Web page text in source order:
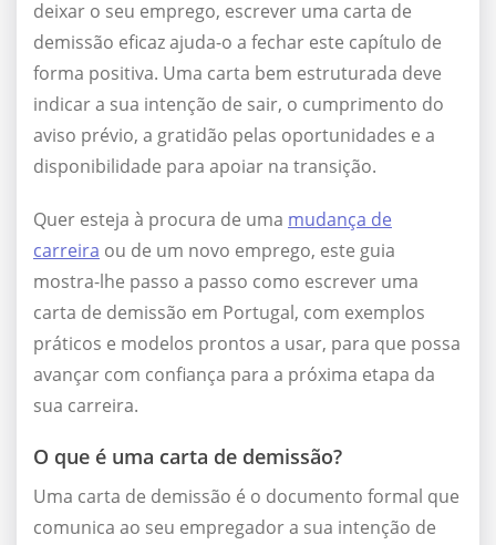
deixar o seu emprego, escrever uma carta de
demissão eficaz ajuda-o a fechar este capítulo de
forma positiva. Uma carta bem estruturada deve
indicar a sua intenção de sair, o cumprimento do
aviso prévio, a gratidão pelas oportunidades e a
disponibilidade para apoiar na transição.
Quer esteja à procura de uma mudança de
carreira ou de um novo emprego, este guia
mostra-lhe passo a passo como escrever uma
carta de demissão em Portugal, com exemplos
práticos e modelos prontos a usar, para que possa
avançar com confiança para a próxima etapa da
sua carreira.
O que é uma carta de demissão?
Uma carta de demissão é o documento formal que
comunica ao seu empregador a sua intenção de